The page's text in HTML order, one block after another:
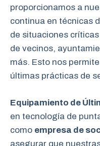
proporcionamos a
continua en técnicas
de situaciones
de vecinos,
más. Esto nos
últimas prácticas de
Equipamiento de
en tecnología de
como empresa de
asegurar que